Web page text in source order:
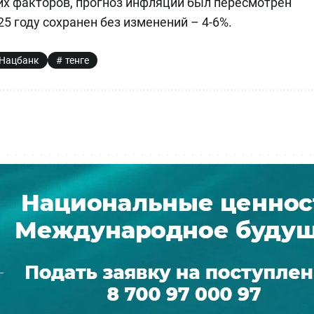
году сохранен без изменений – 4-6%.
тенге